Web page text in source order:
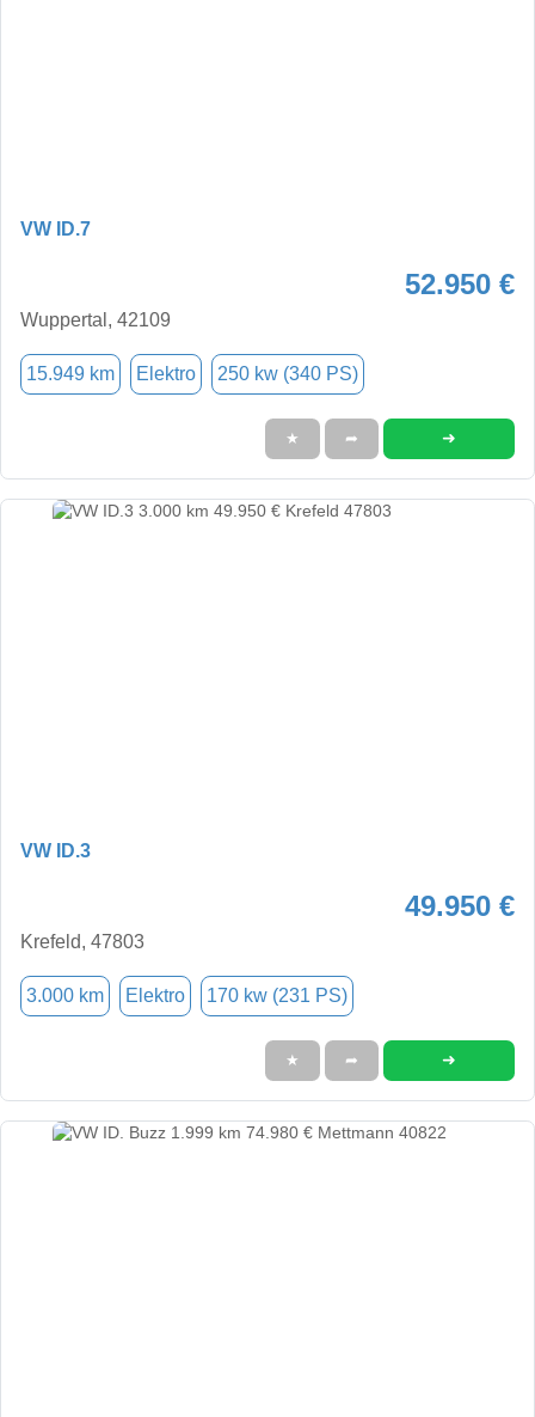
VW ID.7
52.950 €
Wuppertal, 42109
15.949 km Elektro 250 kw (340 PS)
★ ➦ ➜
VW ID.3
49.950 €
Krefeld, 47803
3.000 km Elektro 170 kw (231 PS)
★ ➦ ➜